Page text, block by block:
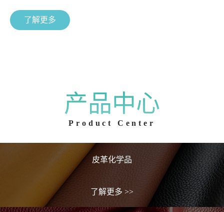
了解更多
产品中心
Product Center
皮革化学品
了解更多 >>